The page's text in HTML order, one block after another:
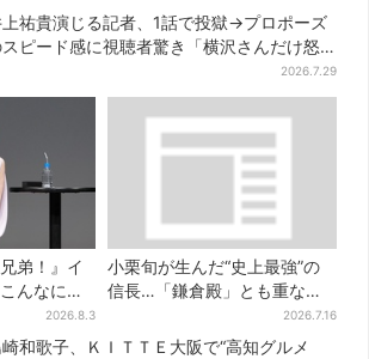
祐貴演じる記者、1話で投獄→プロポーズ
ピード感に視聴者驚き「横沢さんだけ怒
2026.7.29
弟！』イ
んなに楽
しい」2026.8.3
小栗旬が生んだ“史上最強”の
信長…「鎌倉殿」とも重な
る、にじむ悲しみが“名人
芸”【豊臣兄弟】
2026.7.16
和歌子、ＫＩＴＴＥ大阪で“高知グルメ